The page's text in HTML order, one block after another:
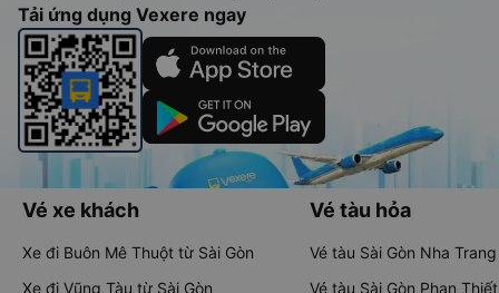
Tải ứng dụng Vexere ngay
Vé xe khách
Xe đi Buôn Mê Thuột từ Sài Gòn
Xe đi Vũng Tàu từ Sài Gòn
Vé tàu hỏa
Vé tàu Sài Gòn Nha Trang
Vé tàu Sài Gòn Phan Thiết